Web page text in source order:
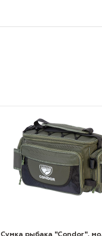
Сумка рыбака "Condor",